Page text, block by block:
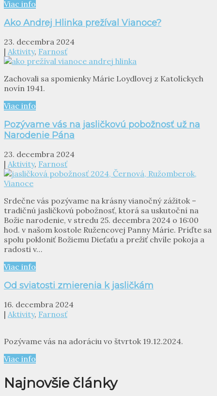
Viac info
Ako Andrej Hlinka prežíval Vianoce?
23. decembra 2024
| Aktivity, Farnosť
Zachovali sa spomienky Márie Loydlovej z Katolíckych
novín 1941.
Viac info
Pozývame vás na jasličkovú pobožnosť už na
Narodenie Pána
23. decembra 2024
| Aktivity, Farnosť
Srdečne vás pozývame na krásny vianočný zážitok –
tradičnú jasličkovú pobožnosť, ktorá sa uskutoční na
Božie narodenie, v stredu 25. decembra 2024 o 16:00
hod. v našom kostole Ružencovej Panny Márie. Príďte sa
spolu pokloniť Božiemu Dieťaťu a prežiť chvíle pokoja a
radosti v…
Viac info
Od sviatosti zmierenia k jasličkám
16. decembra 2024
| Aktivity, Farnosť
Pozývame vás na adoráciu vo štvrtok 19.12.2024.
Viac info
Najnovšie články